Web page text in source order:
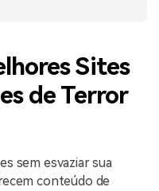
Sites
de Terror
sem esvaziar sua
conteúdo de